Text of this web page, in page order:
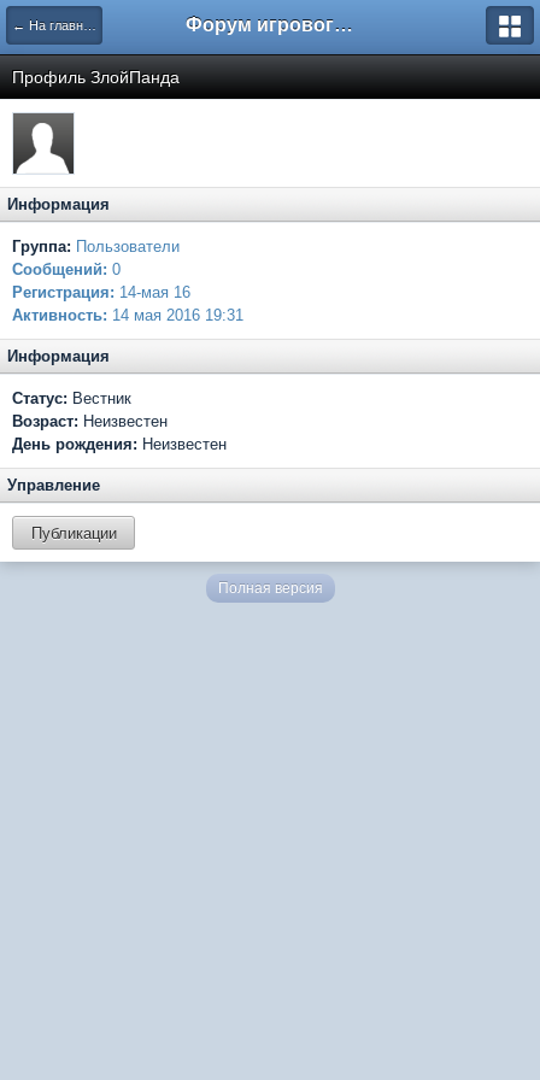
← На главную Форум игрового проекта Riverrise
Профиль ЗлойПанда
Информация
Группа: Пользователи
Сообщений: 0
Регистрация: 14-мая 16
Активность: 14 мая 2016 19:31
Информация
Статус: Вестник
Возраст: Неизвестен
День рождения: Неизвестен
Управление
Публикации
Полная версия